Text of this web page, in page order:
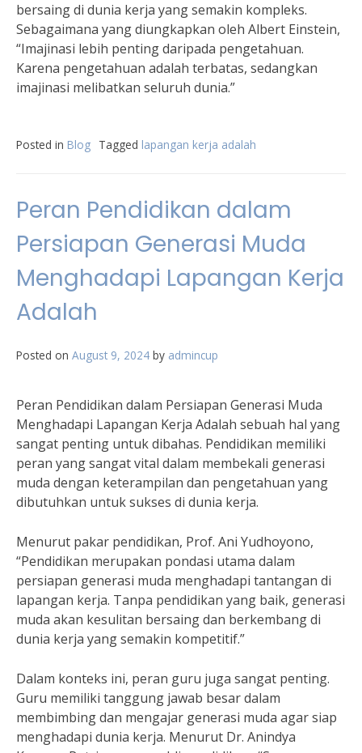
bersaing di dunia kerja yang semakin kompleks.
Sebagaimana yang diungkapkan oleh Albert Einstein,
“Imajinasi lebih penting daripada pengetahuan.
Karena pengetahuan adalah terbatas, sedangkan
imajinasi melibatkan seluruh dunia.”
Posted in Blog Tagged lapangan kerja adalah
Peran Pendidikan dalam
Persiapan Generasi Muda
Menghadapi Lapangan Kerja
Adalah
Posted on August 9, 2024 by admincup
Peran Pendidikan dalam Persiapan Generasi Muda
Menghadapi Lapangan Kerja Adalah sebuah hal yang
sangat penting untuk dibahas. Pendidikan memiliki
peran yang sangat vital dalam membekali generasi
muda dengan keterampilan dan pengetahuan yang
dibutuhkan untuk sukses di dunia kerja.
Menurut pakar pendidikan, Prof. Ani Yudhoyono,
“Pendidikan merupakan pondasi utama dalam
persiapan generasi muda menghadapi tantangan di
lapangan kerja. Tanpa pendidikan yang baik, generasi
muda akan kesulitan bersaing dan berkembang di
dunia kerja yang semakin kompetitif.”
Dalam konteks ini, peran guru juga sangat penting.
Guru memiliki tanggung jawab besar dalam
membimbing dan mengajar generasi muda agar siap
menghadapi dunia kerja. Menurut Dr. Anindya